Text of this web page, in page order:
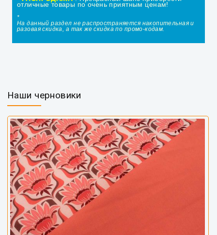
отличные товары по очень приятным ценам!
*
На данный раздел не распространяется накопительная и
разовая скидка, а так же скидка по промо-кодам.
Наши черновики